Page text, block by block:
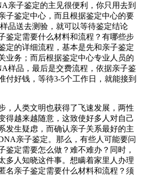
亲子鉴定的主见很便利，你只用去到
子鉴定中心，而且根据鉴定中心的要
品送去测验，就可以等待鉴定结论
鉴定需要什么材料和流程？有哪些步
定的详细流程，基本是先和亲子鉴定
业务；而后根据鉴定中心专业人员的
样品，最后是交费流程，依据亲子鉴
付好钱，等待3-5个工作日，就能接到
，人类文明也获得了飞速发展，两性
得越来越随意，这致使好多人对自己
发生疑虑，而确认亲子关系最好的主
亲子鉴定。那么，有些人可能要问
鉴定需要怎么做？难不难办？同时，
多人知晓这件事。想瞒着家里人办理
名亲子鉴定需要什么材料和流程？须